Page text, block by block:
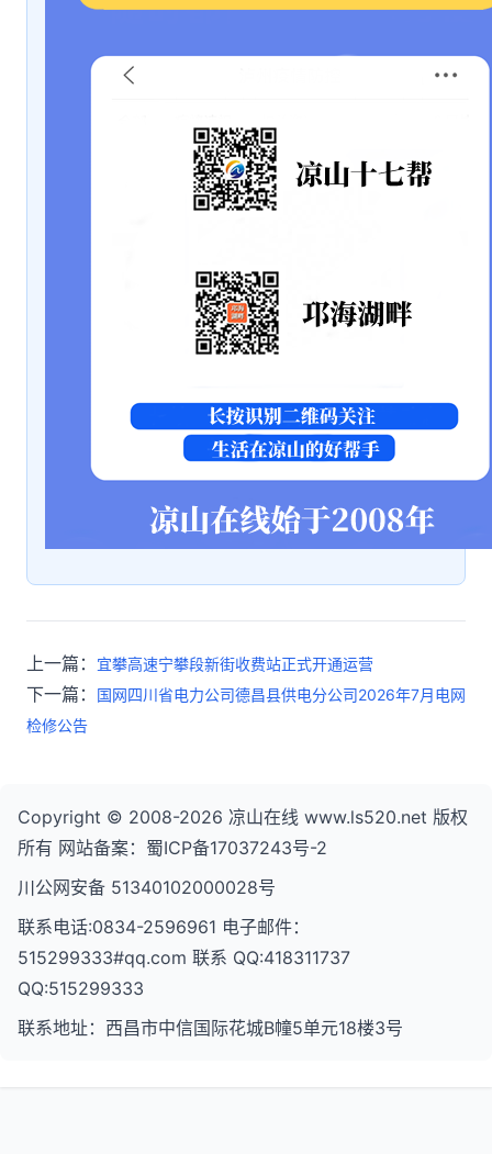
上一篇： 宜攀高速宁攀段新街收费站正式开通运营
下一篇：
国网四川省电力公司德昌县供电分公司2026年7月电网
检修公告
Copyright © 2008-2026 凉山在线 www.ls520.net 版权
所有 网站备案：蜀ICP备17037243号-2
川公网安备 51340102000028号
联系电话:0834-2596961 电子邮件：
515299333#qq.com 联系 QQ:418311737
QQ:515299333
联系地址：西昌市中信国际花城B幢5单元18楼3号